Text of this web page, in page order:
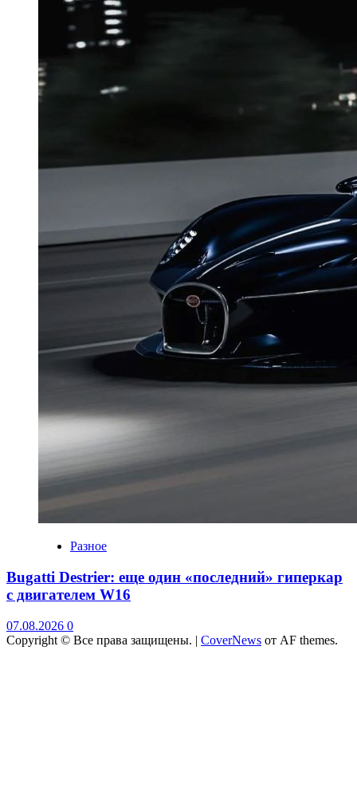
Разное
Bugatti Destrier: еще один «последний» гиперкар
с двигателем W16
07.08.2026 0
Copyright © Все права защищены. | CoverNews от AF themes.